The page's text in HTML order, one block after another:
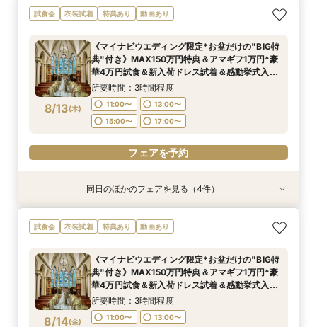
8/12(水)
【初めての見学に】結婚式のダンドリまるわかり
～ビギナーズフェア～《無料試食》×《Amazon
所要時間：3時間程度
11:00〜
13:00〜
15:00〜
17:00〜
フェアを予約
8/12(水)
【何も決まってなくてもOK】まずはフェアに参
加してみよう！感動挙式体験×邸宅ウエディング
付き
所要時間：3時間程度
11:00〜
13:00〜
15:00〜
17:00〜
フェアを予約
8/12(水)
【6名～OK◎話題の少人数結婚式】オリジナリ
ティ×安心相談会×お得プラン《無料試食》
所要時間：3時間程度
11:00〜
13:00〜
15:00〜
17:00〜
フェアを予約
8/12(水)
【マタニティ&パパママ婚限定プラン＆特典有
り】憧れ大聖堂＆緑溢れるガーデンW体験＆贅沢
所要時間：3時間程度
11:00〜
13:00〜
15:00〜
17:00〜
フェアを予約
試食会 衣装試着 特典あり 動画あり
8/13(木)
《マイナビウエディング限定*お盆だけの"BIG特
典"付き》MAX150万円特典＆アマギフ1万円*豪
華4万円試食＆新入荷ドレス試着＆感動挙式入場
体験
所要時間：3時間程度
11:00〜
13:00〜
15:00〜
17:00〜
フェアを予約
衣装試着 特典あり
8/13(木)
【初めての見学に】結婚式のダンドリまるわかり
～ビギナーズフェア～《無料試食》×《Amazon
所要時間：3時間程度
11:00〜
13:00〜
15:00〜
17:00〜
衣装試着 特典あり
8/13(木)
【何も決まってなくてもOK】まずはフェアに参
加してみよう！感動挙式体験×邸宅ウエディング
付き
所要時間：3時間程度
11:00〜
13:00〜
15:00〜
17:00〜
衣装試着 特典あり
8/13(木)
【6名～OK◎話題の少人数結婚式】オリジナリ
ティ×安心相談会×お得プラン《無料試食》
所要時間：3時間程度
11:00〜
13:00〜
15:00〜
17:00〜
衣装試着 特典あり
8/13(木)
【マタニティ&パパママ婚限定プラン＆特典有
り】憧れ大聖堂＆緑溢れるガーデンW体験＆贅沢
所要時間：3時間程度
11:00〜
13:00〜
15:00〜
17:00〜
同日のほかのフェアを見る（4件）
試食会 衣装試着 特典あり 動画あり
8/14(金)
《マイナビウエディング限定*お盆だけの"BIG特
典"付き》MAX150万円特典＆アマギフ1万円*豪
華4万円試食＆新入荷ドレス試着＆感動挙式入場
体験
所要時間：3時間程度
11:00〜
13:00〜